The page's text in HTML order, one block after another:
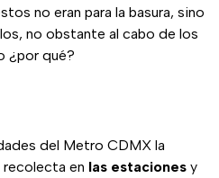
no eran para la basura, sino
no obstante al cabo de los
¿por qué?
del Metro CDMX la
recolecta en las estaciones y